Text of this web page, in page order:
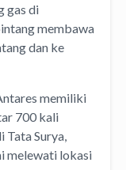
gas di
membawa
dan ke
memiliki
700 kali
Surya,
melewati lokasi